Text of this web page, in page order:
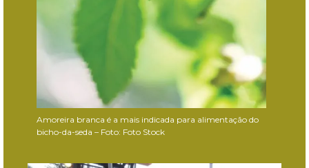
Amoreira branca é a mais indicada para alimentação do
bicho-da-seda – Foto: Foto Stock